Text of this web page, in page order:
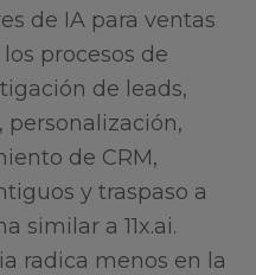
de IA para ventas
procesos de
de leads,
personalización,
de CRM,
y traspaso a
similar a 11x.ai.
radica menos en la